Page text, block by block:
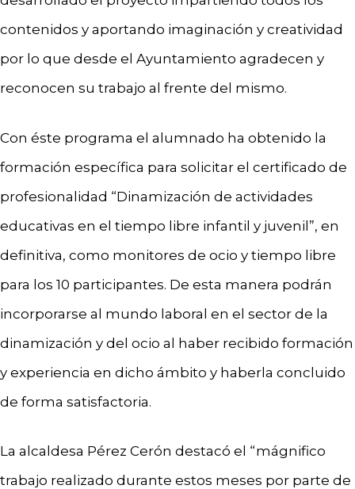
contenidos y aportando imaginación y creatividad
por lo que desde el Ayuntamiento agradecen y
reconocen su trabajo al frente del mismo.
Con éste programa el alumnado ha obtenido la
formación específica para solicitar el certificado de
profesionalidad “Dinamización de actividades
educativas en el tiempo libre infantil y juvenil”, en
definitiva, como monitores de ocio y tiempo libre
para los 10 participantes. De esta manera podrán
incorporarse al mundo laboral en el sector de la
dinamización y del ocio al haber recibido formación
y experiencia en dicho ámbito y haberla concluido
de forma satisfactoria.
La alcaldesa Pérez Cerón destacó el “mágnifico
trabajo realizado durante estos meses por parte de